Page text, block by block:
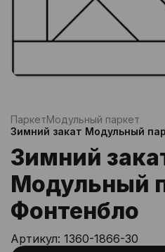
ПаркетМодульный паркет
Зимний закат Модульный
Зимний
Модульный
Фонтенбло
Артикул: 1360-1866-30